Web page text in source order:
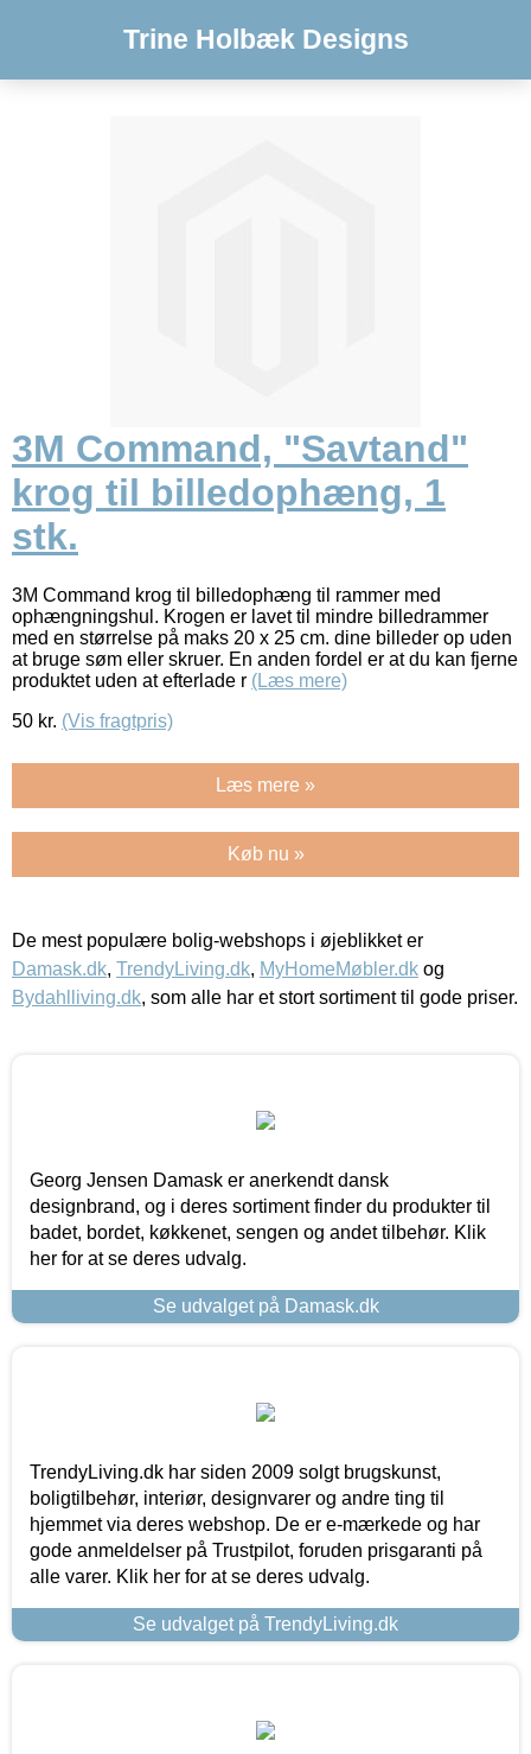
Trine Holbæk Designs
3M Command, "Savtand"
krog til billedophæng, 1
stk.
3M Command krog til billedophæng til rammer med
ophængningshul. Krogen er lavet til mindre billedrammer
med en størrelse på maks 20 x 25 cm. dine billeder op uden
at bruge søm eller skruer. En anden fordel er at du kan fjerne
produktet uden at efterlade r (Læs mere)
50 kr. (Vis fragtpris)
Læs mere »
Køb nu »
De mest populære bolig-webshops i øjeblikket er
Damask.dk, TrendyLiving.dk, MyHomeMøbler.dk og
Bydahlliving.dk, som alle har et stort sortiment til gode priser.
Georg Jensen Damask er anerkendt dansk
designbrand, og i deres sortiment finder du produkter til
badet, bordet, køkkenet, sengen og andet tilbehør. Klik
her for at se deres udvalg.
Se udvalget på Damask.dk
TrendyLiving.dk har siden 2009 solgt brugskunst,
boligtilbehør, interiør, designvarer og andre ting til
hjemmet via deres webshop. De er e-mærkede og har
gode anmeldelser på Trustpilot, foruden prisgaranti på
alle varer. Klik her for at se deres udvalg.
Se udvalget på TrendyLiving.dk